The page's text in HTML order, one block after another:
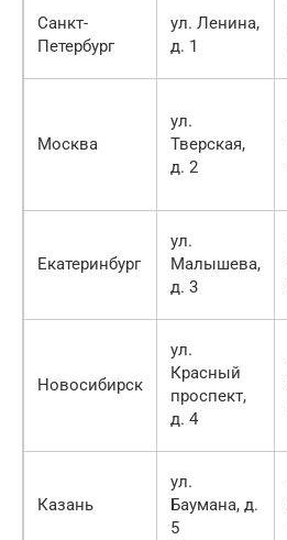
Санкт-
Петербург
ул. Ленина,
д. 1
Москва
ул.
Тверская,
д. 2
Екатеринбург
ул.
Малышева,
д. 3
Новосибирск
ул.
Красный
проспект,
д. 4
Казань
ул.
Баумана, д.
5